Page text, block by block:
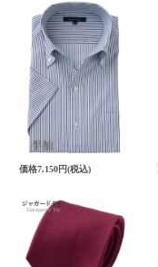
価格7,150円(税込)